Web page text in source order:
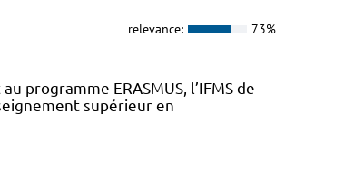
relevance: 73%
programme ERASMUS, l’IFMS de
supérieur en